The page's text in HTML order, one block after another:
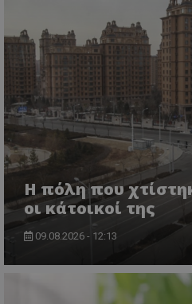
Η πόλη που
οι κάτοικοί της
09.08.2026 - 12:13